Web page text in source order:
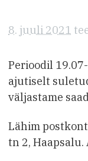
8. juuli 2021
Perioodil
ajutiselt
väljastame
Lähim
tn 2, Haapsalu.